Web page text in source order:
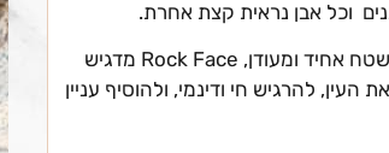
וכל אבן נראית קצת אחרת.
בניגוד לגימורים חלקים (כמו "מבריק" או "מט"), שבהם המשטח אחיד ומעודן, Rock Face מדגיש
להרגיש חי ודינמי, ולהוסיף עניין